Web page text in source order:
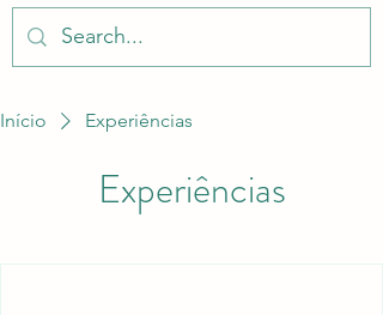
Início Experiências
Experiências